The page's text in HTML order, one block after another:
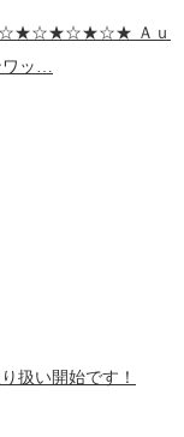
Ａｕ
ワッ…
扱い開始です！